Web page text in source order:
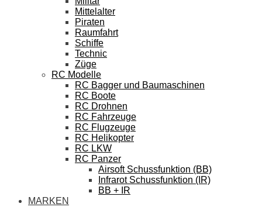
Mittelalter
Piraten
Raumfahrt
Schiffe
Technic
Züge
RC Modelle
RC Bagger und Baumaschinen
RC Boote
RC Drohnen
RC Fahrzeuge
RC Flugzeuge
RC Helikopter
RC LKW
RC Panzer
Airsoft Schussfunktion (BB)
Infrarot Schussfunktion (IR)
BB + IR
MARKEN